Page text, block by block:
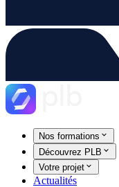
Nos formations
Découvrez PLB
Votre projet
Actualités